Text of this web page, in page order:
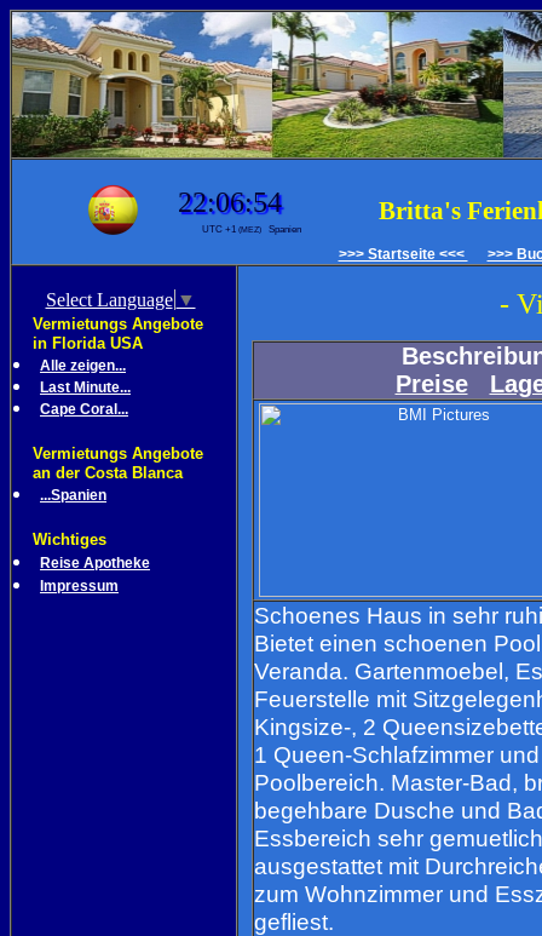
Britta's
>>> Startseite <<< >>>
Select Language ▼
Vermietungs Angebote
in Florida USA
Alle zeigen...
Last Minute...
Cape Coral...
Vermietungs Angebote
an der Costa Blanca
...Spanien
Wichtiges
Reise Apotheke
Impressum
-
Preise
Schoenes Haus in sehr
Bietet einen schoenen
Veranda. Gartenmoebel,
Feuerstelle mit
Kingsize-, 2
1 Queen-Schlafzimmer
Poolbereich. Master-Bad,
begehbare Dusche und
Essbereich sehr
ausgestattet mit
zum Wohnzimmer und
gefliest.